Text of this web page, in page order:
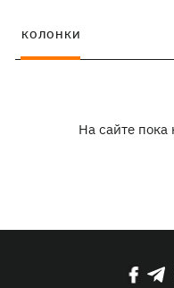
КОЛОНКИ
На сайте пока